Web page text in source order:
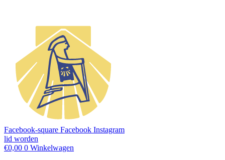
Facebook-square Facebook Instagram
lid worden
€0,00 0 Winkelwagen